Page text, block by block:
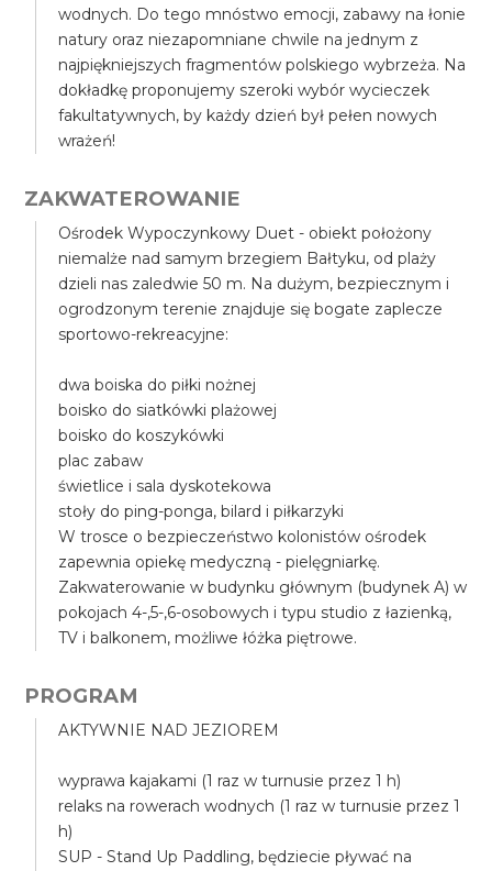
wodnych. Do tego mnóstwo emocji, zabawy na łonie
natury oraz niezapomniane chwile na jednym z
najpiękniejszych fragmentów polskiego wybrzeża. Na
dokładkę proponujemy szeroki wybór wycieczek
fakultatywnych, by każdy dzień był pełen nowych
wrażeń!
ZAKWATEROWANIE
Ośrodek Wypoczynkowy Duet - obiekt położony
niemalże nad samym brzegiem Bałtyku, od plaży
dzieli nas zaledwie 50 m. Na dużym, bezpiecznym i
ogrodzonym terenie znajduje się bogate zaplecze
sportowo-rekreacyjne:
dwa boiska do piłki nożnej
boisko do siatkówki plażowej
boisko do koszykówki
plac zabaw
świetlice i sala dyskotekowa
stoły do ping-ponga, bilard i piłkarzyki
W trosce o bezpieczeństwo kolonistów ośrodek
zapewnia opiekę medyczną - pielęgniarkę.
Zakwaterowanie w budynku głównym (budynek A) w
pokojach 4-,5-,6-osobowych i typu studio z łazienką,
TV i balkonem, możliwe łóżka piętrowe.
PROGRAM
AKTYWNIE NAD JEZIOREM
wyprawa kajakami (1 raz w turnusie przez 1 h)
relaks na rowerach wodnych (1 raz w turnusie przez 1
h)
SUP - Stand Up Paddling, będziecie pływać na